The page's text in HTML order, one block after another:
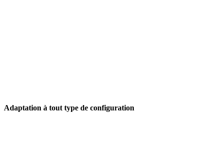
Adaptation à tout type de configuration